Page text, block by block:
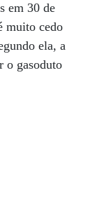
em 30 de
muito cedo
ela, a
o gasoduto